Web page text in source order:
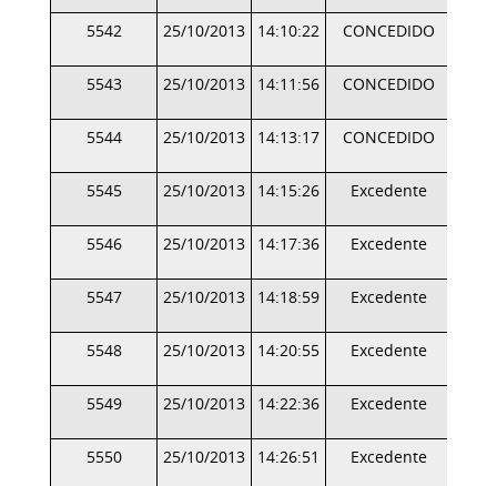
5542 25/10/2013 14:10:22 CONCEDIDO
5543 25/10/2013 14:11:56 CONCEDIDO
5544 25/10/2013 14:13:17 CONCEDIDO
5545 25/10/2013 14:15:26 Excedente
5546 25/10/2013 14:17:36 Excedente
5547 25/10/2013 14:18:59 Excedente
5548 25/10/2013 14:20:55 Excedente
5549 25/10/2013 14:22:36 Excedente
5550 25/10/2013 14:26:51 Excedente